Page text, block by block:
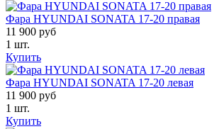
Фара HYUNDAI SONATA 17-20 правая
11 900 руб
1 шт.
Купить
Фара HYUNDAI SONATA 17-20 левая
11 900 руб
1 шт.
Купить